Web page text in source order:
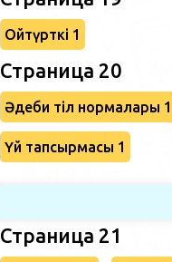
Ойтүрткі 1
Страница 20
Әдеби тіл нормалары 1
Үй тапсырмасы 1
Страница 21